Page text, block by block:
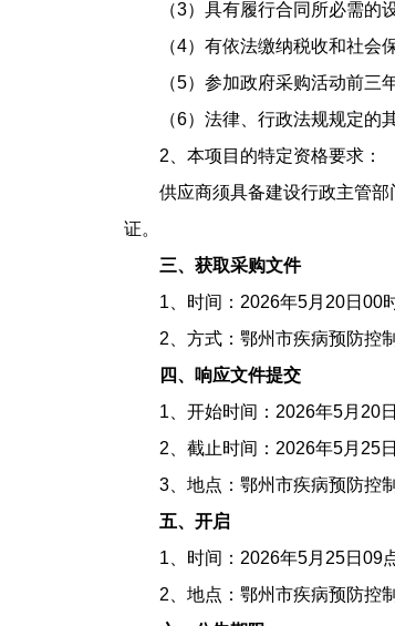
（3）具有履行合同所必需的
（4）有依法缴纳税收和社会
（5）参加政府采购活动前三
（6）法律、行政法规规定的
2、本项目的特定资格要求：
供应商须具备建设行政主管
证。
三、获取采购文件
1、时间：2026年5月20日00
2、方式：鄂州市疾病预防控
四、响应文件提交
1、开始时间：2026年5月20
2、截止时间：2026年5月25
3、地点：鄂州市疾病预防控
五、开启
1、时间：2026年5月25日09
2、地点：鄂州市疾病预防控